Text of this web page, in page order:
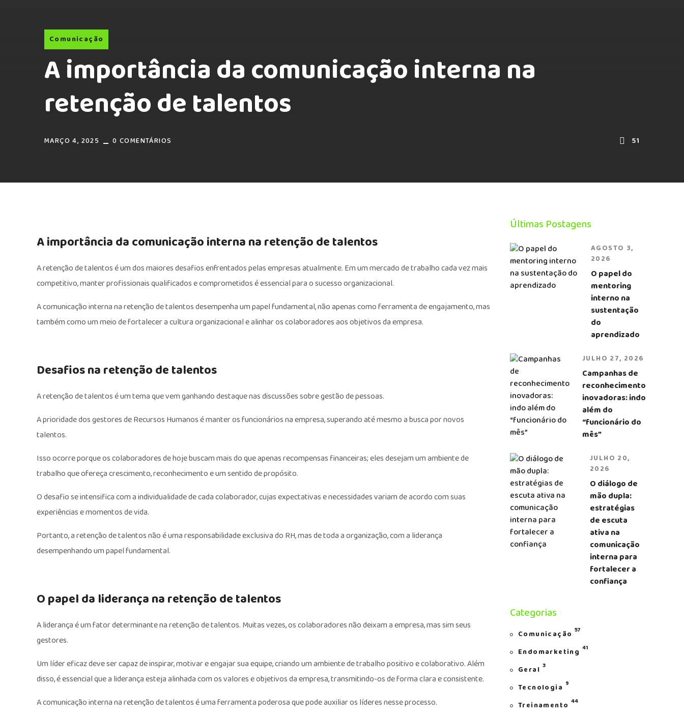
Comunicação
A importância da comunicação interna na
retenção de talentos
MARÇO 4, 2025 0 COMENTÁRIOS 51
A importância da comunicação interna na retenção de talentos
A retenção de talentos é um dos maiores desafios enfrentados pelas empresas atualmente. Em um mercado de trabalho cada vez mais
competitivo, manter profissionais qualificados e comprometidos é essencial para o sucesso organizacional.
A comunicação interna na retenção de talentos desempenha um papel fundamental, não apenas como ferramenta de engajamento, mas
também como um meio de fortalecer a cultura organizacional e alinhar os colaboradores aos objetivos da empresa.
Desafios na retenção de talentos
A retenção de talentos é um tema que vem ganhando destaque nas discussões sobre gestão de pessoas.
A prioridade dos gestores de Recursos Humanos é manter os funcionários na empresa, superando até mesmo a busca por novos
talentos.
Isso ocorre porque os colaboradores de hoje buscam mais do que apenas recompensas financeiras; eles desejam um ambiente de
trabalho que ofereça crescimento, reconhecimento e um sentido de propósito.
O desafio se intensifica com a individualidade de cada colaborador, cujas expectativas e necessidades variam de acordo com suas
experiências e momentos de vida.
Portanto, a retenção de talentos não é uma responsabilidade exclusiva do RH, mas de toda a organização, com a liderança
desempenhando um papel fundamental.
O papel da liderança na retenção de talentos
A liderança é um fator determinante na retenção de talentos. Muitas vezes, os colaboradores não deixam a empresa, mas sim seus
gestores.
Um líder eficaz deve ser capaz de inspirar, motivar e engajar sua equipe, criando um ambiente de trabalho positivo e colaborativo. Além
disso, é essencial que a liderança esteja alinhada com os valores e objetivos da empresa, transmitindo-os de forma clara e consistente.
A comunicação interna na retenção de talentos é uma ferramenta poderosa que pode auxiliar os líderes nesse processo.
Últimas Postagens
AGOSTO 3,
2026
O papel do
mentoring
interno na
sustentação
do
aprendizado
JULHO 27, 2026
Campanhas de
reconhecimento
inovadoras: indo
além do
“funcionário do
mês”
JULHO 20,
2026
O diálogo de
mão dupla:
estratégias
de escuta
ativa na
comunicação
interna para
fortalecer a
confiança
Categorias
Comunicação 57
Endomarketing 41
Geral 3
Tecnologia 9
Treinamento 44